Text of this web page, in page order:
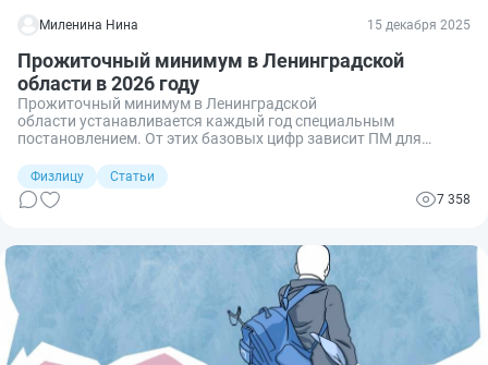
Миленина Нина 15 декабря 2025
Прожиточный минимум в Ленинградской
области в 2026 году
Прожиточный минимум в Ленинградской
области устанавливается каждый год специальным
постановлением. От этих базовых цифр зависит ПМ для
возраста, пенсионеров и детей.
Физлицу
Статьи
7 358